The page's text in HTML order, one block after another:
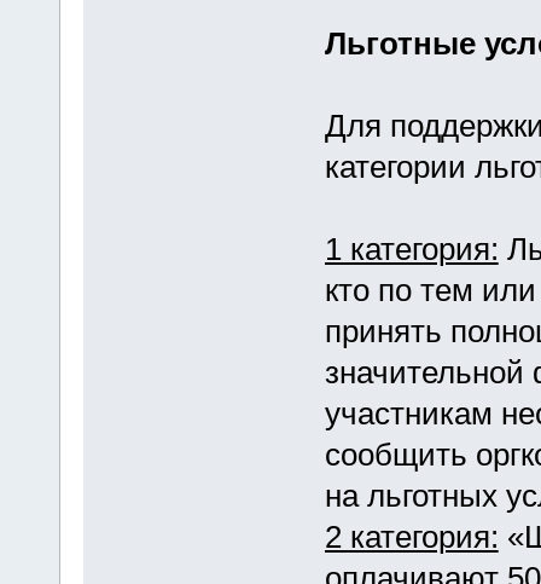
Льготные
Для
категории
1 категория:
кто по тем
принять
участникам
сообщить
на льготных
2 категория: